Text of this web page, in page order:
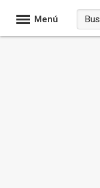
Menú